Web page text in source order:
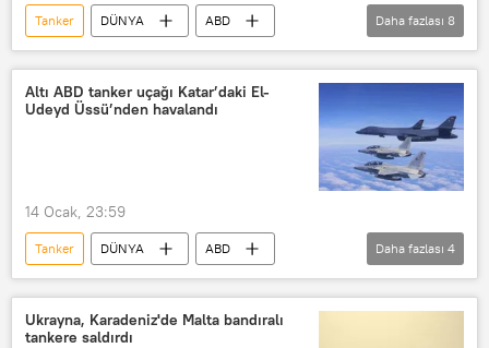
Tanker DÜNYA
ABD
Hint Okyanusu
Petrol
Brent petrol
küresel petrol talebi
Petrol üretimi
petrol arama
Daha fazlası 8
Altı ABD tanker uçağı Katar’daki El-
Udeyd Üssü’nden havalandı
14 Ocak, 23:59
Tanker DÜNYA
ABD
Katar
ABD Hava Kuvvetleri
Boeing
Uçak Transponder
Daha fazlası 4
Ukrayna, Karadeniz'de Malta bandıralı
tankere saldırdı